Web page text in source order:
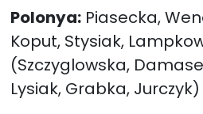
Polonya:Piasecka,
Koput, Stysiak,
(Szczyglowska,
Lysiak, Grabka, Jurczyk)